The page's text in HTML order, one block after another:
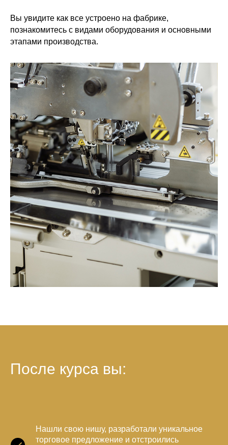
Вы увидите как все устроено на фабрике,
познакомитесь с видами оборудования и основными
этапами производства.
После курса вы:
Нашли свою нишу, разработали уникальное
торговое предложение и отстроились